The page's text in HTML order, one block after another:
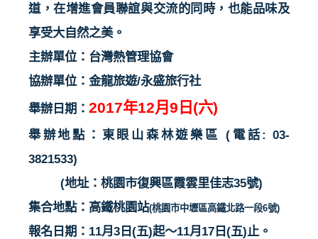
道，在增進會員聯誼與交流的同時，也能品味及
享受大自然之美。
主辦單位：台灣熱管理協會
協辦單位：金龍旅遊/永盛旅行社
舉辦日期： 2017年12月 9 日 (六)
舉辦地點：東眼山森林遊樂區 ( 電話: 03-
3821533)
(地址： 桃園市復興區霞雲里佳志35號)
集合地點：高鐵桃園站(桃園市中壢區高鐵北路一段6號)
報名日期： 11月 3 日 (五)起〜11月 17 日 (五) 止。